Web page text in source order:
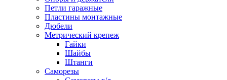
Петли гаражные
Пластины монтажные
Дюбели
Метрический крепеж
Гайки
Шайбы
Штанги
Саморезы